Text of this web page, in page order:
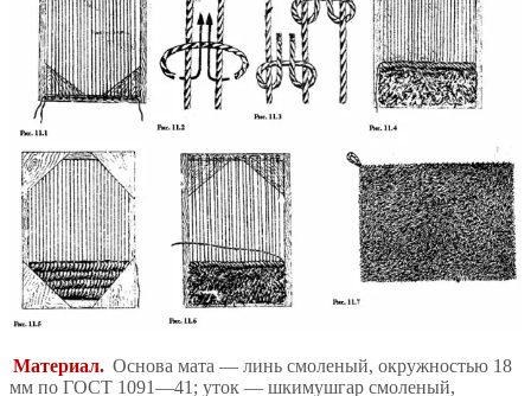
Материал. Основа мата — линь смоленый, окружностью 18
мм по ГОСТ 1091—41; уток — шкимушгар смоленый,